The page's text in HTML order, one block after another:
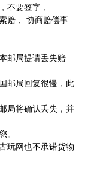
不要签字，
赔， 协商赔偿事
邮局提请丢失赔
邮局回复很慢，此
局将确认丢失，并
。
玩网也不承诺货物